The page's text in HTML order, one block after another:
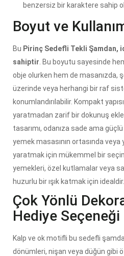
benzersiz bir karaktere sahip
Boyut ve
Bu Pirinç Sedefli Tekli Şamdan,
sahiptir . Bu boyutu sayesinde
obje olurken hem de masanızda,
üzerinde veya herhangi bir raf
konumlandırılabilir. Kompakt
yaratmadan zarif bir dokunuş
tasarımı, odanıza sade ama
yemek masasının ortasında
yaratmak için mükemmel bir
yemekleri, özel kutlamalar veya
huzurlu bir ışık katmak için idealdir.
Çok Yönlü
Hediye Seçeneği
Kalp ve ok motifli bu sedefli
dönümleri, nişan veya düğün gibi